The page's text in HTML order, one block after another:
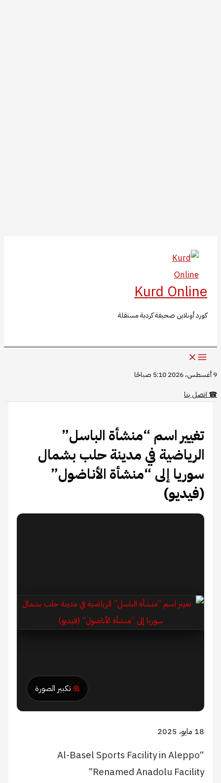
المحتوى
Kurd Online
كورد أونلاين صحيفة كردية مستقلة
9 أغسطس، 2026 5:10 صباحًا
☎اتصل بنا
تغيير اسم “منشأة الباسل”
الرياضية في مدينة حلب بشمال
سوريا إلى “منشأة الأناضول”
(فيديو)
تكبير الصورة
18 مايو، 2025
“Al-Basel Sports Facility in Aleppo
Renamed Anadolu Facility”